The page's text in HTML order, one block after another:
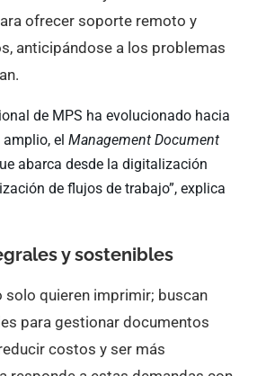
ofrecer soporte remoto y
anticipándose a los problemas
de MPS ha evolucionado hacia
el Management Document
abarca desde la digitalización
de flujos de trabajo”, explica
y sostenibles
solo quieren imprimir; buscan
para gestionar documentos
costos y ser más